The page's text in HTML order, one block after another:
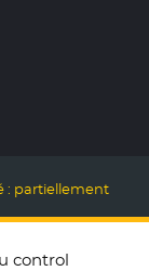
: partiellement
control